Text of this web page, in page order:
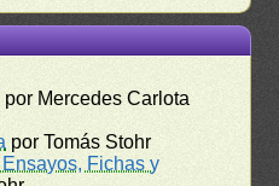
por Mercedes Carlota
por Tomás Stohr
Fichas y